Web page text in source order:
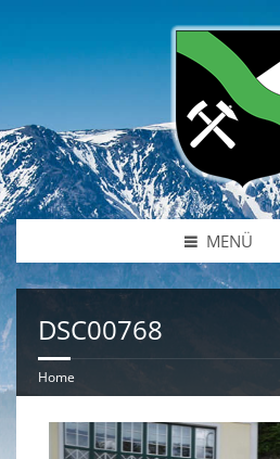
MENÜ
DSC00768
Home